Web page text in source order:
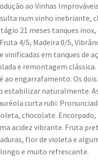
ao Vinhas
num vinho inebriante,
21 meses tanques
4/5, Madeira 0/5,
vinificadas em tanques de
e remontagem clássica.
ao engarrafamento. Os
estabilizar naturalmente. A
curta rubi. P
chocolate. Encorpado,
acidez vibrante. Fruta
flor de violeta e
e muito refrescante.